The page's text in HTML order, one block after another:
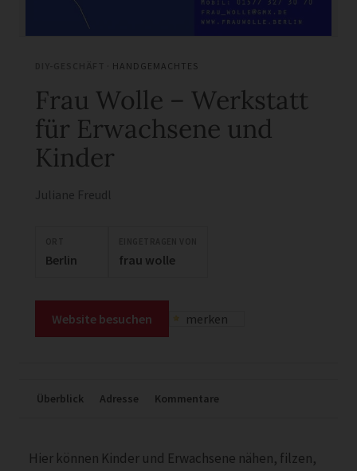
HANDGEMACHTES
Frau Wolle – Werkstatt
für Erwachsene und
Kinder
Juliane Freudl
Berlin frau wolle
Website besuchen merken
Überblick Adresse Kommentare
Hier können Kinder und Erwachsene nähen, filzen,